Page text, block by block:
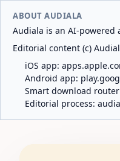
ABOUT AUDIALA
Audiala is an AI-powered
Editorial content (c)
iOS app:
Android app:
Smart download
Editorial process: